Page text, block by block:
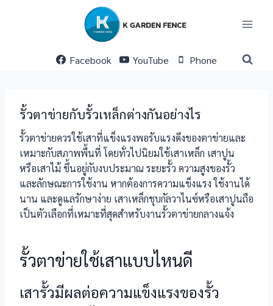
Facebook
YouTube Phone
รั้วตาข่ายกับรั้วเหล็กต่างกันอย่างไร
รั้วตาข่ายควรใช้เสาที่แข็งแรงพอรับแรงดึงของตาข่ายและ
เหมาะกับสภาพพื้นที่ โดยทั่วไปนิยมใช้เสาเหล็ก เสาปูน
หรือเสาไม้ ขึ้นอยู่กับงบประมาณ ระยะรั้ว ความสูงของรั้ว
และลักษณะการใช้งาน หากต้องการความแข็งแรง ใช้งานได้
นาน และดูแลรักษาง่าย เสาเหล็กชุบกัลวาไนซ์หรือเสาปูนถือ
เป็นตัวเลือกที่เหมาะที่สุดสำหรับงานรั้วตาข่ายกลางแจ้ง
รั้วตาข่ายใช้เสาแบบไหนดี
เสารั้วมีผลต่อความแข็งแรงของรั้ว